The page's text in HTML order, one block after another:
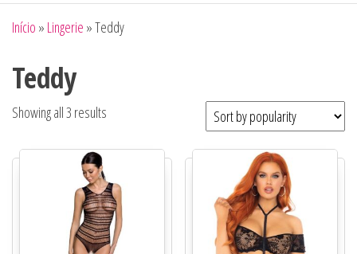
Início » Lingerie »Teddy
Teddy
Showing all 3 results